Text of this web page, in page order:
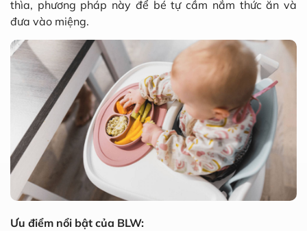
thìa, phương pháp này để bé tự cầm nắm thức ăn và
đưa vào miệng.
Ưu điểm nổi bật của BLW: